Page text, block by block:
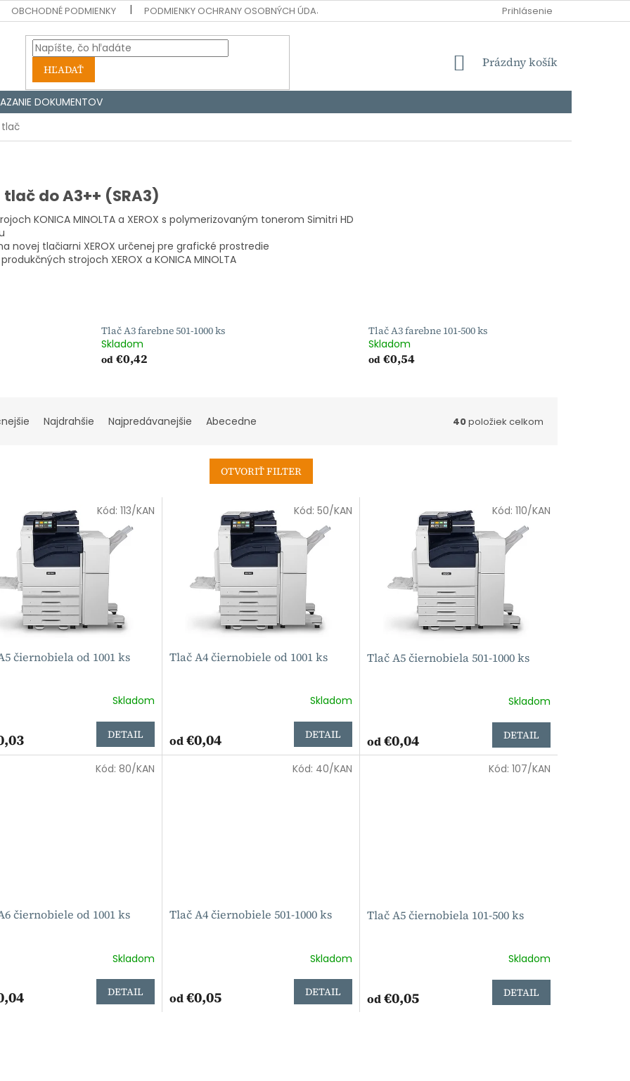
OBCHODNÉ PODMIENKY PODMIENKY OCHRANY OSOBNÝCH ÚDAJOV MOŽNOSTI PLATBYPrihlásenie
HĽADAŤ
NÁKUPNÝ
Prázdny košík
DOKUMENTOV
do A3++ (SRA3)
KONICA MINOLTA a XEROX s polymerizovaným tonerom Simitri HD
tlačiarni XEROX určenej pre grafické prostredie
strojoch XEROX a KONICA MINOLTA
Tlač A3 farebne 501-1000 ks
Skladom
od €0,42
Tlač A3 farebne 101-500 ks
Skladom
od€0,54
Najdrahšie Najpredávanejšie Abecedne 40položiek celkom
OTVORIŤ FILTER
čiernobiela od 1001 ks
Skladom
DETAIL
Kód: 113/KAN
Tlač A4 čiernobiele od 1001 ks
Skladom
od€0,04 DETAIL
Kód: 50/KAN
Tlač A5 čiernobiela 501-1000 ks
Skladom
od€0,04 DETAIL
Kód: 110/KAN
čiernobiele od 1001 ks
Skladom
DETAIL
Kód: 80/KAN
Tlač A4 čiernobiele 501-1000 ks
Skladom
od€0,05 DETAIL
Kód: 40/KAN
Tlač A5 čiernobiela 101-500 ks
Skladom
od€0,05 DETAIL
Kód: 107/KAN